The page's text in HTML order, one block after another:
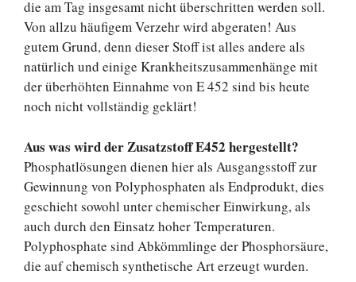
die am Tag insgesamt nicht überschritten werden soll.
Von allzu häufigem Verzehr wird abgeraten! Aus
gutem Grund, denn dieser Stoff ist alles andere als
natürlich und einige Krankheitszusammenhänge mit
der überhöhten Einnahme von E 452 sind bis heute
noch nicht vollständig geklärt!
Aus was wird der Zusatzstoff E452 hergestellt?
Phosphatlösungen dienen hier als Ausgangsstoff zur
Gewinnung von Polyphosphaten als Endprodukt, dies
geschieht sowohl unter chemischer Einwirkung, als
auch durch den Einsatz hoher Temperaturen.
Polyphosphate sind Abkömmlinge der Phosphorsäure,
die auf chemisch synthetische Art erzeugt wurden.